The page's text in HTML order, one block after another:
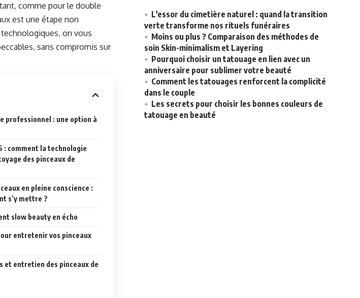
comme pour le double
est une étape non
on vous
sans compromis sur
professionnel : une option à
: comment la technologie
des pinceaux de
en pleine conscience :
s’y mettre ?
slow beauty en écho
entretenir vos pinceaux
et entretien des pinceaux de
L’essor du cimetière naturel : quand la transition
verte transforme nos rituels funéraires
Moins ou plus ? Comparaison des méthodes de
soin Skin-minimalism et Layering
Pourquoi choisir un tatouage en lien avec un
anniversaire pour sublimer votre beauté
Comment les tatouages renforcent la complicité
dans le couple
Les secrets pour choisir les bonnes couleurs de
tatouage en beauté